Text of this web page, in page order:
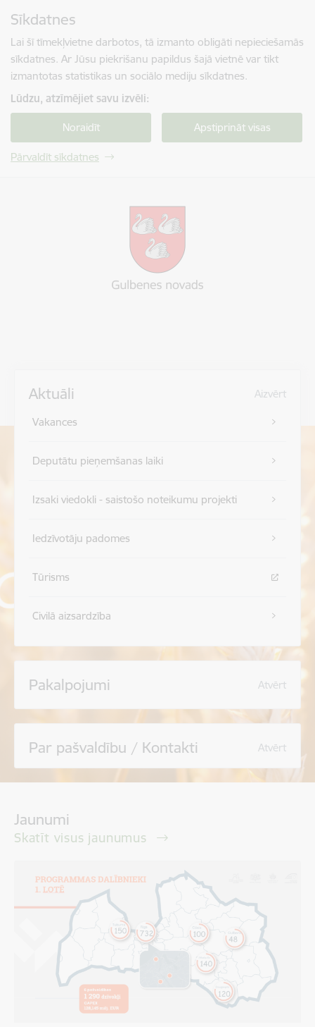
Sīkdatnes
Lai šī tīmekļvietne darbotos, tā izmanto obligāti nepieciešamās
sīkdatnes. Ar Jūsu piekrišanu papildus šajā vietnē var tikt
izmantotas statistikas un sociālo mediju sīkdatnes.
Lūdzu, atzīmējiet savu izvēli:
Noraidīt Apstiprināt visas
Pārvaldīt sīkdatnes
Aktuāli Aizvērt
Vakances
Deputātu pieņemšanas laiki
Izsaki viedokli - saistošo noteikumu projekti
Iedzīvotāju padomes
Tūrisms
Civilā aizsardzība
Pakalpojumi Atvērt
Par pašvaldību / Kontakti Atvērt
Jaunumi
Skatīt visus jaunumus